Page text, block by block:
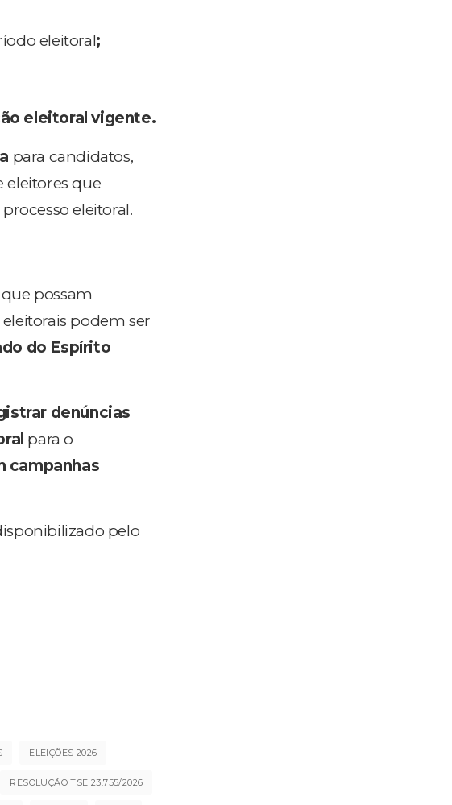
eleitoral;
eleitoral vigente.
para candidatos,
eleitores que
eleitoral.
possam
podem ser
do Espírito
denúncias
para o
campanhas
pelo
ELEIÇÕES 2026
RESOLUÇÃO TSE 23.755/2026